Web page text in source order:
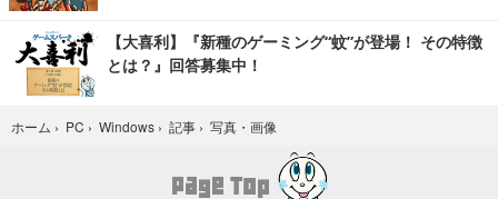
【大喜利】『新種のゲーミング“蚊”が登場！ その特徴
とは？』回答募集中！
ホーム › PC › Windows › 記事 › 写真・画像